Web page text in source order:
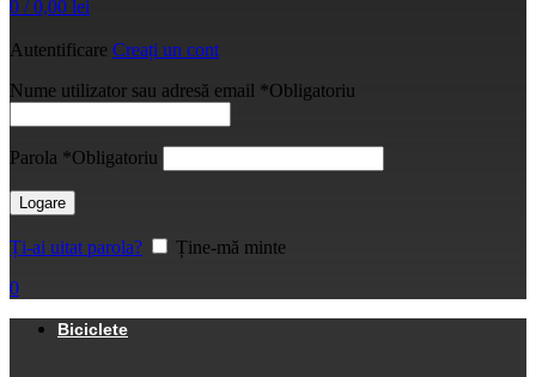
0 / 0,00 lei
Autentificare Creați un cont
Nume utilizator sau adresă email *Obligatoriu
Parola *Obligatoriu
Logare
Ți-ai uitat parola?
Ține-mă minte
0
Biciclete